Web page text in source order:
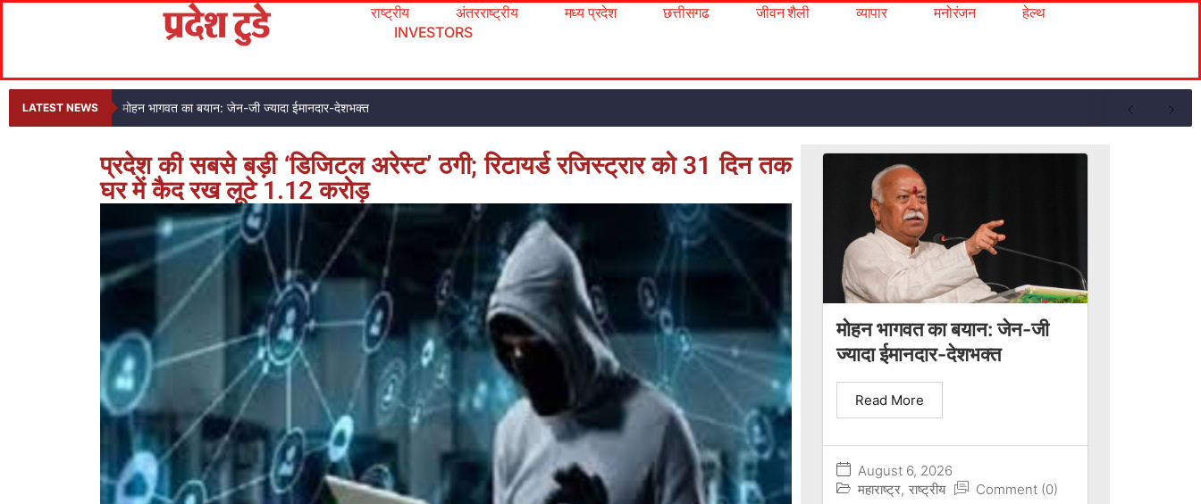
राष्ट्रीय अंतरराष्ट्रीय मध्य प्रदेश छत्तीसगढ जीवन शैली व्यापार मनोरंजन
हेल्थ
INVESTORS
LATEST NEWS मोहन भागवत का बयान: जेन-जी ज्यादा ईमानदार-देशभक्त
प्रदेश की सबसे बड़ी ‘डिजिटल अरेस्ट’ ठगी; रिटायर्ड रजिस्ट्रार को 31 दिन तक
घर में कैद रख लूटे 1.12 करोड़
मोहन भागवत का बयान: जेन-जी
ज्यादा ईमानदार-देशभक्त
August 6, 2026
महाराष्ट्र, राष्ट्रीय Comment (0)
Read More